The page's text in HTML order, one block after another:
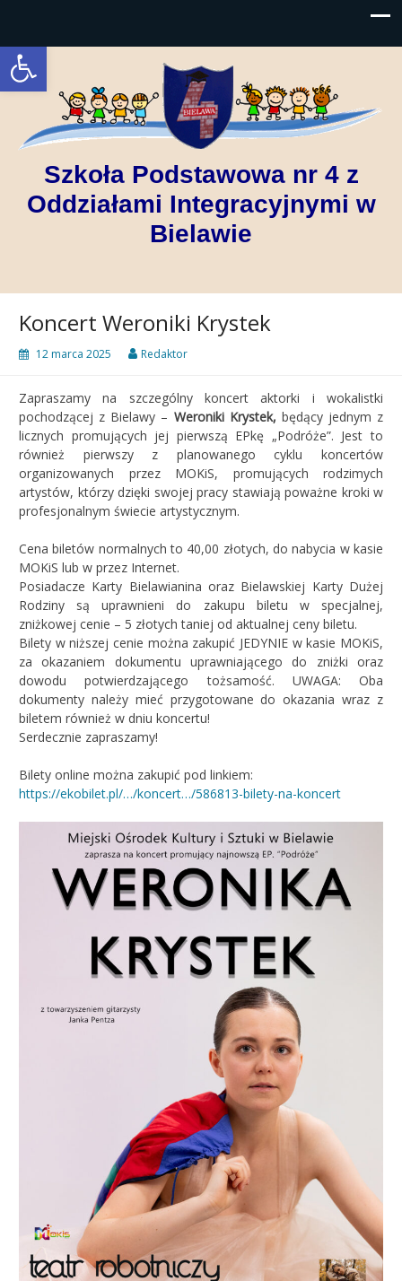
Open toolbar
Szkoła Podstawowa nr 4 z
Oddziałami Integracyjnymi w
Bielawie
Koncert Weroniki Krystek
12 marca 2025 Redaktor
Zapraszamy na szczególny koncert aktorki i wokalistki
pochodzącej z Bielawy – Weroniki Krystek, będący jednym z
licznych promujących jej pierwszą EPkę „Podróże”. Jest to
również pierwszy z planowanego cyklu koncertów
organizowanych przez MOKiS, promujących rodzimych
artystów, którzy dzięki swojej pracy stawiają poważne kroki w
profesjonalnym świecie artystycznym.
Cena biletów normalnych to 40,00 złotych, do nabycia w kasie
MOKiS lub w przez Internet.
Posiadacze Karty Bielawianina oraz Bielawskiej Karty Dużej
Rodziny są uprawnieni do zakupu biletu w specjalnej,
zniżkowej cenie – 5 złotych taniej od aktualnej ceny biletu.
Bilety w niższej cenie można zakupić JEDYNIE w kasie MOKiS,
za okazaniem dokumentu uprawniającego do zniżki oraz
dowodu potwierdzającego tożsamość. UWAGA: Oba
dokumenty należy mieć przygotowane do okazania wraz z
biletem również w dniu koncertu!
Serdecznie zapraszamy!
Bilety online można zakupić pod linkiem:
https://ekobilet.pl/…/koncert…/586813-bilety-na-koncert